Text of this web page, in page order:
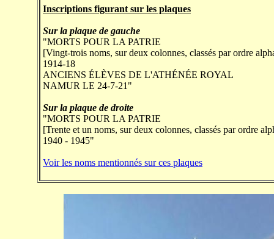
Inscriptions figurant sur les plaques
Sur la plaque de gauche
"MORTS POUR LA PATRIE
[Vingt-trois noms, sur deux colonnes, classés par ordre
1914-18
ANCIENS ÉLÈVES DE L'ATHÉNÉE ROYAL
NAMUR LE 24-7-21"
Sur la plaque de droite
"MORTS POUR LA PATRIE
[Trente et un noms, sur deux colonnes, classés par ordre
1940 - 1945"
Voir les noms mentionnés sur ces plaques